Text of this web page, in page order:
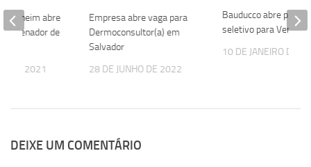
Empresa abre vaga para
Dermoconsultor(a) em
Salvador
28 DE JUNHO DE 2022
Bauducco abre
seletivo para
10 DE JANEIRO DE
abre
de
DE 2021
DEIXE UM COMENTÁRIO